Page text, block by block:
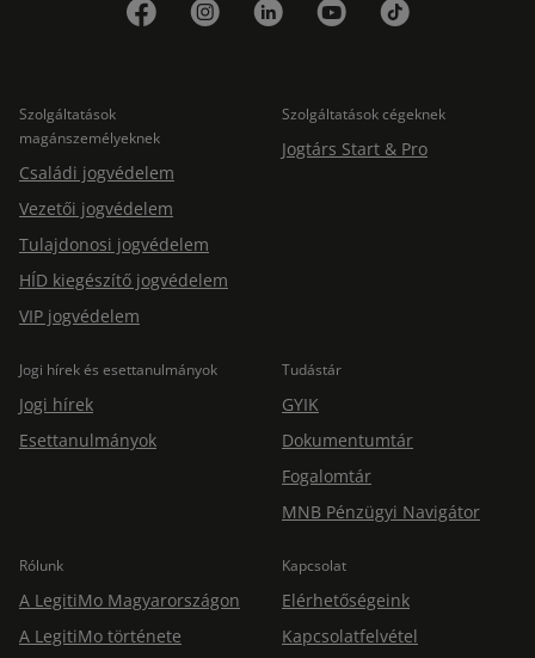
Szolgáltatások
magánszemélyeknek
Családi jogvédelem
Vezetői jogvédelem
Tulajdonosi jogvédelem
HÍD kiegészítő jogvédelem
VIP jogvédelem
Szolgáltatások cégeknek
Jogtárs Start & Pro
Jogi hírek és esettanulmányok
Jogi hírek
Esettanulmányok
Tudástár
GYIK
Dokumentumtár
Fogalomtár
MNB Pénzügyi Navigátor
Rólunk
A LegitiMo Magyarországon
A LegitiMo története
Kapcsolat
Elérhetőségeink
Kapcsolatfelvétel